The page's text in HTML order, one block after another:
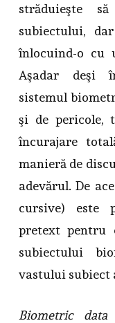
străduieşte
subiectului,
înlocuind-o cu
Aşadar deşi
sistemul
şi de pericole,
încurajare
manieră de
adevărul. De
cursive) este
pretext pentru
subiectului
vastului subiect
Biometric